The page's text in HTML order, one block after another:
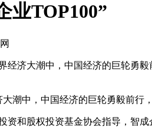
业TOP100”
济大潮中，中国经济的巨轮勇
中，中国经济的巨轮勇毅前行
股权投资基金协会指导，智成